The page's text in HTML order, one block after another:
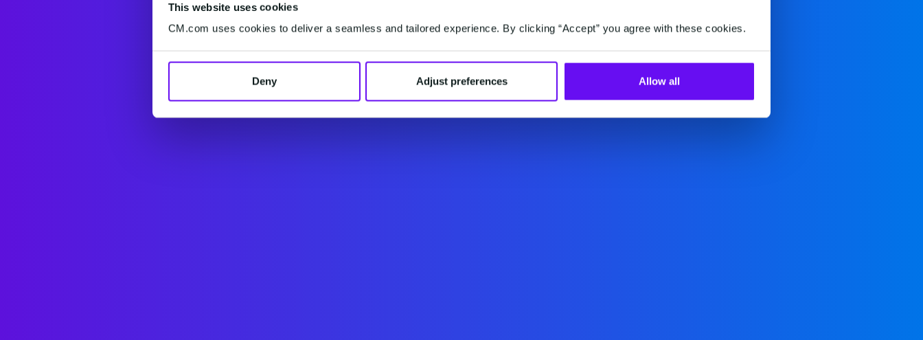
This website uses cookies
CM.com uses cookies to deliver a seamless and tailored experience. By clicking “Accept” you agree with these cookies.
Deny Adjust preferences Allow all